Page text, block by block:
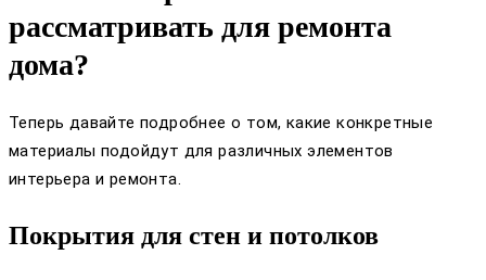
рассматривать для ремонта
дома?
Теперь давайте подробнее о том, какие конкретные
материалы подойдут для различных элементов
интерьера и ремонта.
Покрытия для стен и потолков